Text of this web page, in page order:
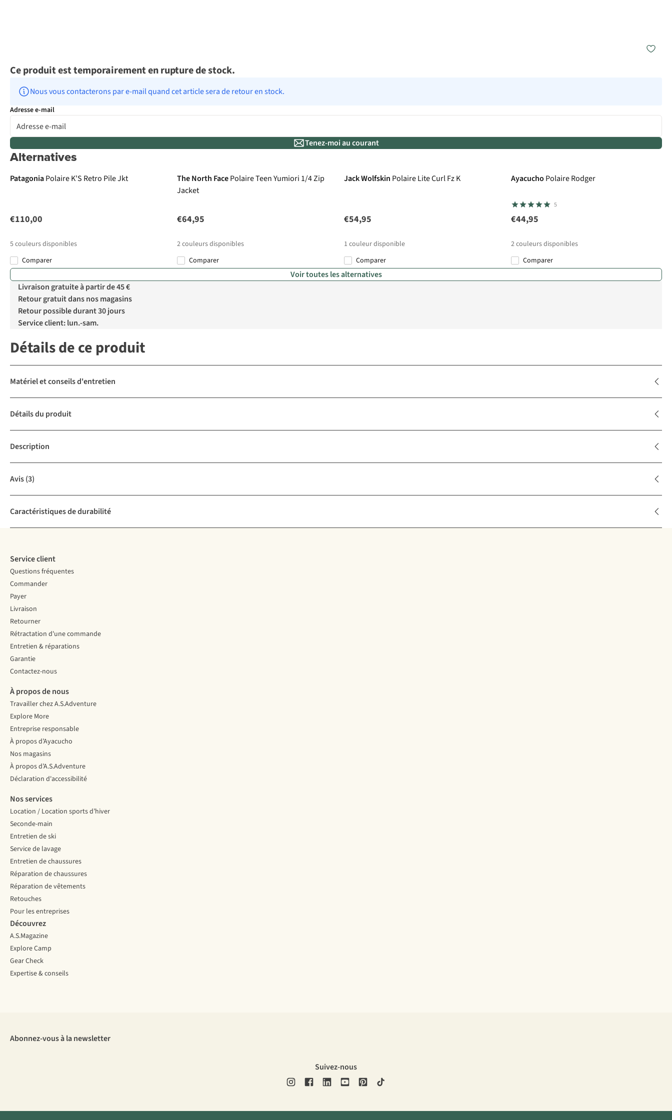
Ce produit est temporairement en rupture de stock.
Nous vous contacterons par e-mail quand cet article sera de retour en stock.
Adresse e-mail
Tenez-moi au courant
Alternatives
Nouveau
PatagoniaPolaire K'S Retro Pile Jkt
€110,00
5couleurs disponibles
Comparer
The North FacePolaire Teen Yumiori 1/4 Zip
Jacket
€64,95
2couleurs disponibles
Comparer
Jack Wolfskin Polaire Lite Curl Fz K
€54,95
1 couleur disponible
Comparer
Ayacucho Polaire Rodger
5
€44,95
2couleurs disponibles
Comparer
Voir toutes les alternatives
Livraison gratuite à partir de 45 €
Retour gratuit dans nos magasins
Retour possible durant 30 jours
Service client: lun.-sam.
Détails de ce produit
Matériel et conseils d'entretien
Détails du produit
Description
Avis(3)
Caractéristiques de durabilité
Service client
Questions fréquentes
Commander
Payer
Livraison
Retourner
Rétractation d'une commande
Entretien & réparations
Garantie
Contactez-nous
À propos de nous
Travailler chez A.S.Adventure
Explore More
Entreprise responsable
À propos d’Ayacucho
Nos magasins
À propos d’A.S.Adventure
Déclaration d'accessibilité
Nos services
Location / Location sports d’hiver
Seconde-main
Entretien de ski
Service de lavage
Entretien de chaussures
Réparation de chaussures
Réparation de vêtements
Retouches
Pour les entreprises
Découvrez
A.S.Magazine
Explore Camp
Gear Check
Expertise & conseils
Abonnez-vous à la newsletter
Suivez-nous